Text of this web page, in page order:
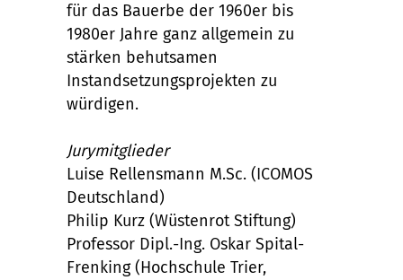
für das Bauerbe der 1960er bis
1980er Jahre ganz allgemein zu
stärken behutsamen
Instandsetzungsprojekten zu
würdigen.
Jurymitglieder
Luise Rellensmann M.Sc. (ICOMOS
Deutschland)
Philip Kurz (Wüstenrot Stiftung)
Professor Dipl.-Ing. Oskar Spital-
Frenking (Hochschule Trier,